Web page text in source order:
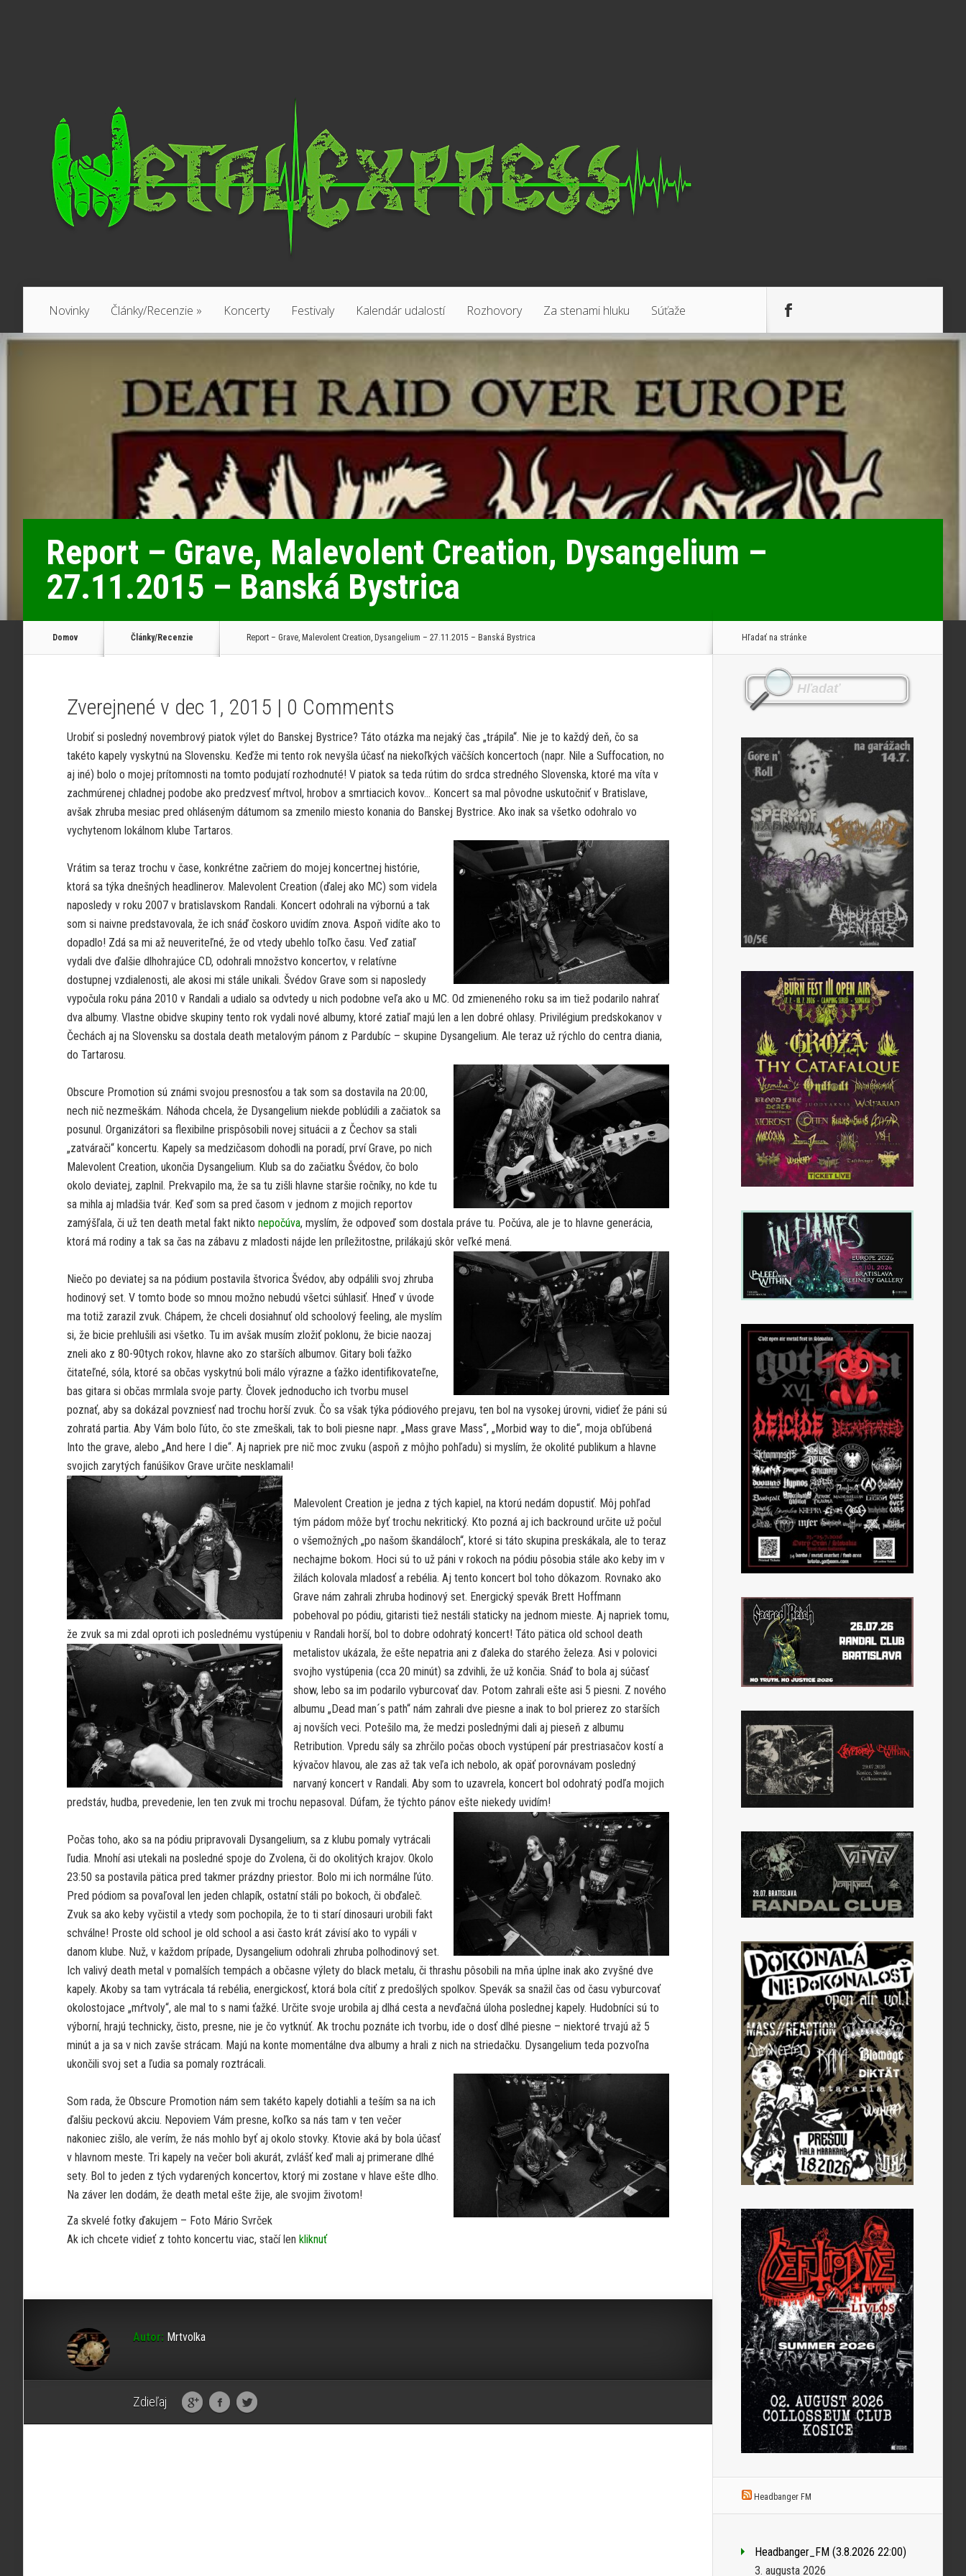
Novinky Články/Recenzie » Koncerty Festivaly Kalendár udalostí Rozhovory Za stenami hluku Súťaže
Report – Grave, Malevolent Creation, Dysangelium –
27.11.2015 – Banská Bystrica
Domov Články/Recenzie Report – Grave, Malevolent Creation, Dysangelium – 27.11.2015 – Banská Bystrica
Zverejnené v dec 1, 2015 | 0 Comments
Urobiť si posledný novembrový piatok výlet do Banskej Bystrice? Táto otázka ma nejaký čas „trápila“. Nie je to každý deň, čo sa
takéto kapely vyskytnú na Slovensku. Keďže mi tento rok nevyšla účasť na niekoľkých väčších koncertoch (napr. Nile a Suffocation, no
aj iné) bolo o mojej prítomnosti na tomto podujatí rozhodnuté! V piatok sa teda rútim do srdca stredného Slovenska, ktoré ma víta v
zachmúrenej chladnej podobe ako predzvesť mŕtvol, hrobov a smrtiacich kovov… Koncert sa mal pôvodne uskutočniť v Bratislave,
avšak zhruba mesiac pred ohláseným dátumom sa zmenilo miesto konania do Banskej Bystrice. Ako inak sa všetko odohralo vo
vychytenom lokálnom klube Tartaros.
Vrátim sa teraz trochu v čase, konkrétne začriem do mojej koncertnej histórie,
ktorá sa týka dnešných headlinerov. Malevolent Creation (ďalej ako MC) som videla
naposledy v roku 2007 v bratislavskom Randali. Koncert odohrali na výbornú a tak
som si naivne predstavovala, že ich snáď čoskoro uvidím znova. Aspoň vidíte ako to
dopadlo! Zdá sa mi až neuveriteľné, že od vtedy ubehlo toľko času. Veď zatiaľ
vydali dve ďalšie dlhohrajúce CD, odohrali množstvo koncertov, v relatívne
dostupnej vzdialenosti, ale akosi mi stále unikali. Švédov Grave som si naposledy
vypočula roku pána 2010 v Randali a udialo sa odvtedy u nich podobne veľa ako u MC. Od zmieneného roku sa im tiež podarilo nahrať
dva albumy. Vlastne obidve skupiny tento rok vydali nové albumy, ktoré zatiaľ majú len a len dobré ohlasy. Privilégium predskokanov v
Čechách aj na Slovensku sa dostala death metalovým pánom z Pardubíc – skupine Dysangelium. Ale teraz už rýchlo do centra diania,
do Tartarosu.
Obscure Promotion sú známi svojou presnosťou a tak som sa dostavila na 20:00,
nech nič nezmeškám. Náhoda chcela, že Dysangelium niekde poblúdili a začiatok sa
posunul. Organizátori sa flexibilne prispôsobili novej situácii a z Čechov sa stali
„zatvárači“ koncertu. Kapely sa medzičasom dohodli na poradí, prví Grave, po nich
Malevolent Creation, ukončia Dysangelium. Klub sa do začiatku Švédov, čo bolo
okolo deviatej, zaplnil. Prekvapilo ma, že sa tu zišli hlavne staršie ročníky, no kde tu
sa mihla aj mladšia tvár. Keď som sa pred časom v jednom z mojich reportov
zamýšľala, či už ten death metal fakt nikto nepočúva, myslím, že odpoveď som dostala práve tu. Počúva, ale je to hlavne generácia,
ktorá má rodiny a tak sa čas na zábavu z mladosti nájde len príležitostne, prilákajú skôr veľké mená.
Niečo po deviatej sa na pódium postavila štvorica Švédov, aby odpálili svoj zhruba
hodinový set. V tomto bode so mnou možno nebudú všetci súhlasiť. Hneď v úvode
ma totiž zarazil zvuk. Chápem, že chceli dosiahnuť old schoolový feeling, ale myslím
si, že bicie prehlušili asi všetko. Tu im avšak musím zložiť poklonu, že bicie naozaj
zneli ako z 80-90tych rokov, hlavne ako zo starších albumov. Gitary boli ťažko
čitateľné, sóla, ktoré sa občas vyskytnú boli málo výrazne a ťažko identifikovateľne,
bas gitara si občas mrmlala svoje party. Človek jednoducho ich tvorbu musel
poznať, aby sa dokázal povzniesť nad trochu horší zvuk. Čo sa však týka pódiového prejavu, ten bol na vysokej úrovni, vidieť že páni sú
zohratá partia. Aby Vám bolo ľúto, čo ste zmeškali, tak to boli piesne napr. „Mass grave Mass“, „Morbid way to die“, moja obľúbená
Into the grave, alebo „And here I die“. Aj napriek pre nič moc zvuku (aspoň z môjho pohľadu) si myslím, že okolité publikum a hlavne
svojich zarytých fanúšikov Grave určite nesklamali!
Malevolent Creation je jedna z tých kapiel, na ktorú nedám dopustiť. Môj pohľad
tým pádom môže byť trochu nekritický. Kto pozná aj ich backround určite už počul
o všemožných „po našom škandáloch“, ktoré si táto skupina preskákala, ale to teraz
nechajme bokom. Hoci sú to už páni v rokoch na pódiu pôsobia stále ako keby im v
žilách kolovala mladosť a rebélia. Aj tento koncert bol toho dôkazom. Rovnako ako
Grave nám zahrali zhruba hodinový set. Energický spevák Brett Hoffmann
pobehoval po pódiu, gitaristi tiež nestáli staticky na jednom mieste. Aj napriek tomu,
že zvuk sa mi zdal oproti ich poslednému vystúpeniu v Randali horší, bol to dobre odohratý koncert! Táto pätica old school death
metalistov ukázala, že ešte nepatria ani z ďaleka do starého železa. Asi v polovici
svojho vystúpenia (cca 20 minút) sa zdvihli, že už končia. Snáď to bola aj súčasť
show, lebo sa im podarilo vyburcovať dav. Potom zahrali ešte asi 5 piesni. Z nového
albumu „Dead man´s path“ nám zahrali dve piesne a inak to bol prierez zo starších
aj novších veci. Potešilo ma, že medzi poslednými dali aj pieseň z albumu
Retribution. Vpredu sály sa zhrčilo počas oboch vystúpení pár prestriasačov kostí a
kývačov hlavou, ale zas až tak veľa ich nebolo, ak opäť porovnávam posledný
narvaný koncert v Randali. Aby som to uzavrela, koncert bol odohratý podľa mojich
predstáv, hudba, prevedenie, len ten zvuk mi trochu nepasoval. Dúfam, že týchto pánov ešte niekedy uvidím!
Počas toho, ako sa na pódiu pripravovali Dysangelium, sa z klubu pomaly vytrácali
ľudia. Mnohí asi utekali na posledné spoje do Zvolena, či do okolitých krajov. Okolo
23:50 sa postavila pätica pred takmer prázdny priestor. Bolo mi ich normálne ľúto.
Pred pódiom sa povaľoval len jeden chlapík, ostatní stáli po bokoch, či obďaleč.
Zvuk sa ako keby vyčistil a vtedy som pochopila, že to ti starí dinosauri urobili fakt
schválne! Proste old school je old school a asi často krát závisí ako to vypáli v
danom klube. Nuž, v každom prípade, Dysangelium odohrali zhruba polhodinový set.
Ich valivý death metal v pomalších tempách a občasne výlety do black metalu, či thrashu pôsobili na mňa úplne inak ako zvyšné dve
kapely. Akoby sa tam vytrácala tá rebélia, energickosť, ktorá bola cítiť z predošlých spolkov. Spevák sa snažil čas od času vyburcovať
okolostojace „mŕtvoly“, ale mal to s nami ťažké. Určite svoje urobila aj dlhá cesta a nevďačná úloha poslednej kapely. Hudobníci sú to
výborní, hrajú technicky, čisto, presne, nie je čo vytknúť. Ak trochu poznáte ich tvorbu, ide o dosť dlhé piesne – niektoré trvajú až 5
minút a ja sa v nich zavše strácam. Majú na konte momentálne dva albumy a hrali z nich na striedačku. Dysangelium teda pozvoľna
ukončili svoj set a ľudia sa pomaly roztrácali.
Som rada, že Obscure Promotion nám sem takéto kapely dotiahli a teším sa na ich
ďalšiu peckovú akciu. Nepoviem Vám presne, koľko sa nás tam v ten večer
nakoniec zišlo, ale verím, že nás mohlo byť aj okolo stovky. Ktovie aká by bola účasť
v hlavnom meste. Tri kapely na večer boli akurát, zvlášť keď mali aj primerane dlhé
sety. Bol to jeden z tých vydarených koncertov, ktorý mi zostane v hlave ešte dlho.
Na záver len dodám, že death metal ešte žije, ale svojim životom!
Za skvelé fotky ďakujem – Foto Mário Svrček
Ak ich chcete vidieť z tohto koncertu viac, stačí len kliknuť
Autor: Mrtvolka
Zdieľaj
Hľadať na stránke
Headbanger FM
Headbanger_FM (3.8.2026 22:00)
3. augusta 2026